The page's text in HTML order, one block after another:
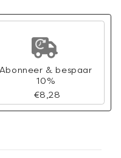
Abonneer & bespaar
10%
€8,28